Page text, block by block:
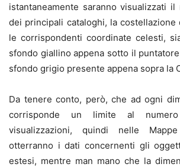
istantaneamente saranno visualizzati
dei principali cataloghi, la costellazione
le corrispondenti coordinate celesti,
sfondo giallino appena sotto il
sfondo grigio presente appena sopra la
Da tenere conto, però, che ad ogni
corrisponde un limite al
visualizzazioni, quindi nelle
otterranno i dati concernenti gli
estesi, mentre man mano che la